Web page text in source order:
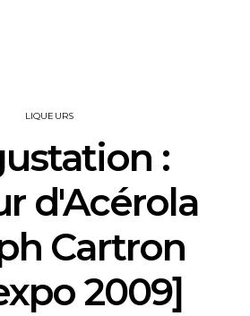
LIQUEURS
:
d'Acérola
Cartron
2009]